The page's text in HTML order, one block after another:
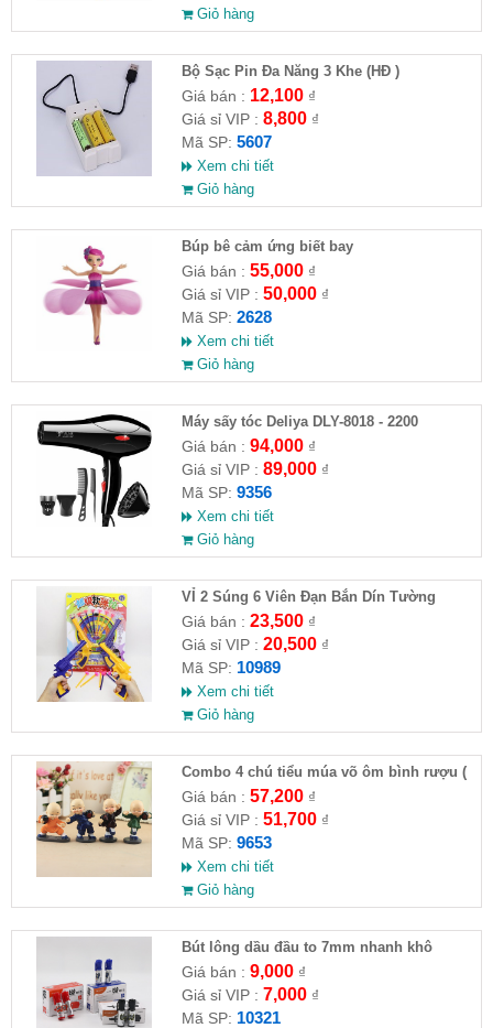
Giỏ hàng
Bộ Sạc Pin Đa Năng 3 Khe (HĐ )
Giá bán : 12,100₫
Giá sỉ VIP : 8,800₫
Mã SP: 5607
Xem chi tiết
Giỏ hàng
​Búp bê cảm ứng biết bay
Giá bán : 55,000₫
Giá sỉ VIP : 50,000₫
Mã SP: 2628
Xem chi tiết
Giỏ hàng
Máy sấy tóc Deliya DLY-8018 - 2200
Giá bán : 94,000₫
Giá sỉ VIP : 89,000₫
Mã SP: 9356
Xem chi tiết
Giỏ hàng
VỈ 2 Súng 6 Viên Đạn Bắn Dín Tường
Giá bán : 23,500₫
Giá sỉ VIP : 20,500₫
Mã SP: 10989
Xem chi tiết
Giỏ hàng
Combo 4 chú tiểu múa võ ôm bình rượu (
HĐ )
Giá bán : 57,200₫
Giá sỉ VIP : 51,700₫
Mã SP: 9653
Xem chi tiết
Giỏ hàng
Bút lông dầu đầu to 7mm nhanh khô
Giá bán : 9,000₫
Giá sỉ VIP : 7,000₫
Mã SP: 10321